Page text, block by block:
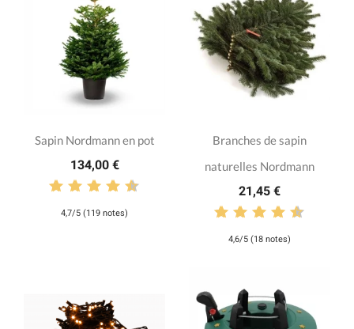
Sapin Nordmann en pot
134,00 €
4,7/5 (119 notes)
Branches de sapin
naturelles Nordmann
21,45 €
4,6/5 (18 notes)